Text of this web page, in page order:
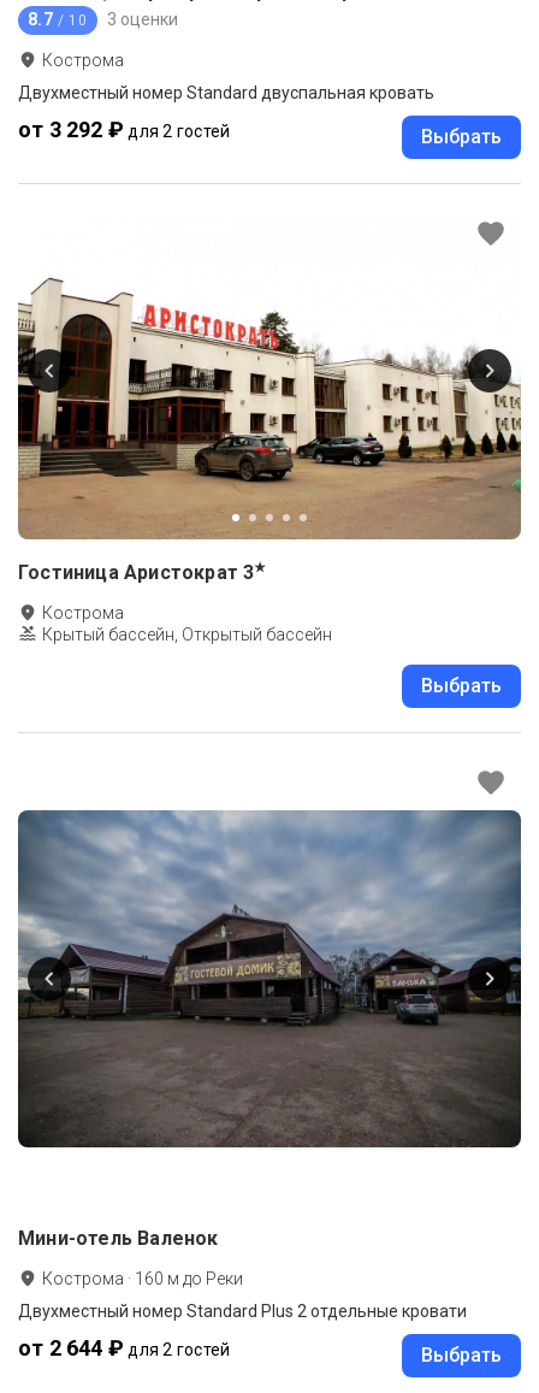
8.7 / 10 3 оценки
Кострома
Двухместный номер Standard двуспальная кровать
от 3 292 ₽ для 2 гостей Выбрать
Гостиница Аристократ 3★
Кострома
Крытый бассейн, Открытый бассейн
Выбрать
Мини-отель Валенок
Кострома · 160 м до Реки
Двухместный номер Standard Plus 2 отдельные кровати
от 2 644 ₽ для 2 гостей Выбрать